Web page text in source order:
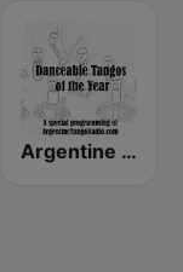
Argentine Tango Radio